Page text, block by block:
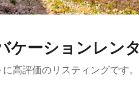
ケーションレン
高評価のリスティングです。